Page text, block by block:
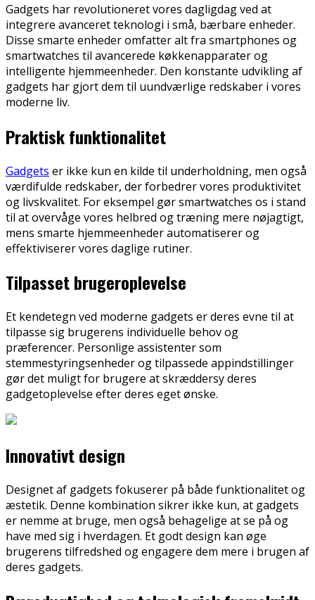
Gadgets har revolutioneret vores dagligdag ved at
integrere avanceret teknologi i små, bærbare enheder.
Disse smarte enheder omfatter alt fra smartphones og
smartwatches til avancerede køkkenapparater og
intelligente hjemmeenheder. Den konstante udvikling af
gadgets har gjort dem til uundværlige redskaber i vores
moderne liv.
Praktisk funktionalitet
Gadgets er ikke kun en kilde til underholdning, men også
værdifulde redskaber, der forbedrer vores produktivitet
og livskvalitet. For eksempel gør smartwatches os i stand
til at overvåge vores helbred og træning mere nøjagtigt,
mens smarte hjemmeenheder automatiserer og
effektiviserer vores daglige rutiner.
Tilpasset brugeroplevelse
Et kendetegn ved moderne gadgets er deres evne til at
tilpasse sig brugerens individuelle behov og
præferencer. Personlige assistenter som
stemmestyringsenheder og tilpassede appindstillinger
gør det muligt for brugere at skræddersy deres
gadgetoplevelse efter deres eget ønske.
Innovativt design
Designet af gadgets fokuserer på både funktionalitet og
æstetik. Denne kombination sikrer ikke kun, at gadgets
er nemme at bruge, men også behagelige at se på og
have med sig i hverdagen. Et godt design kan øge
brugerens tilfredshed og engagere dem mere i brugen af
deres gadgets.